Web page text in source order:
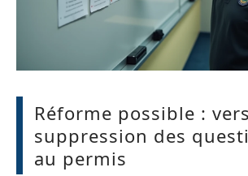
Réforme possible :
suppression des
au permis